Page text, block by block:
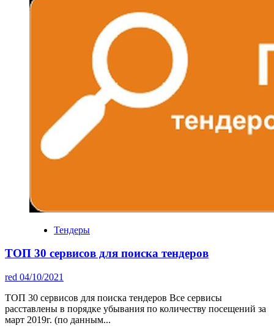
Тендеры
ТОП 30 сервисов для поиска тендеров
red 04/10/2021
ТОП 30 сервисов для поиска тендеров Все сервисы
расставлены в порядке убывания по количеству посещений за
март 2019г. (по данным...